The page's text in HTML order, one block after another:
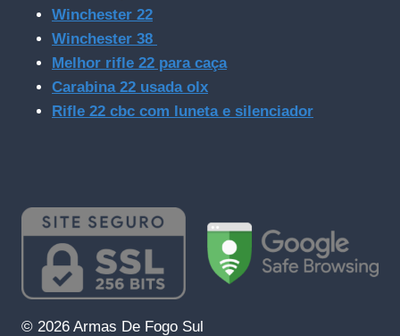
Winchester 22
Winchester 38
Melhor rifle 22 para caça
Carabina 22 usada olx
Rifle 22 cbc com luneta e silenciador
© 2026 Armas De Fogo Sul